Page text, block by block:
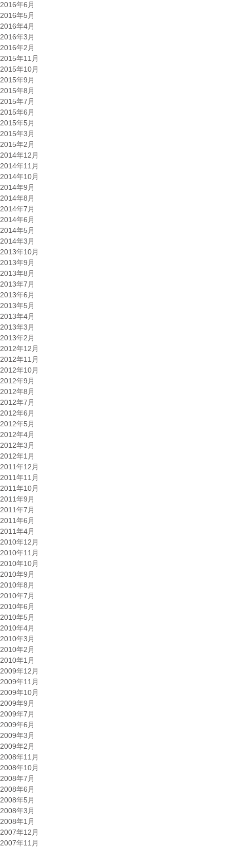
2016年6月
2016年5月
2016年4月
2016年3月
2016年2月
2015年11月
2015年10月
2015年9月
2015年8月
2015年7月
2015年6月
2015年5月
2015年3月
2015年2月
2014年12月
2014年11月
2014年10月
2014年9月
2014年8月
2014年7月
2014年6月
2014年5月
2014年3月
2013年10月
2013年9月
2013年8月
2013年7月
2013年6月
2013年5月
2013年4月
2013年3月
2013年2月
2012年12月
2012年11月
2012年10月
2012年9月
2012年8月
2012年7月
2012年6月
2012年5月
2012年4月
2012年3月
2012年1月
2011年12月
2011年11月
2011年10月
2011年9月
2011年7月
2011年6月
2011年4月
2010年12月
2010年11月
2010年10月
2010年9月
2010年8月
2010年7月
2010年6月
2010年5月
2010年4月
2010年3月
2010年2月
2010年1月
2009年12月
2009年11月
2009年10月
2009年9月
2009年7月
2009年6月
2009年3月
2009年2月
2008年11月
2008年10月
2008年7月
2008年6月
2008年5月
2008年3月
2008年1月
2007年12月
2007年11月